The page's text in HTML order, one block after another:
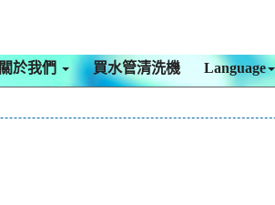
關於我們 買水管清洗機 Language